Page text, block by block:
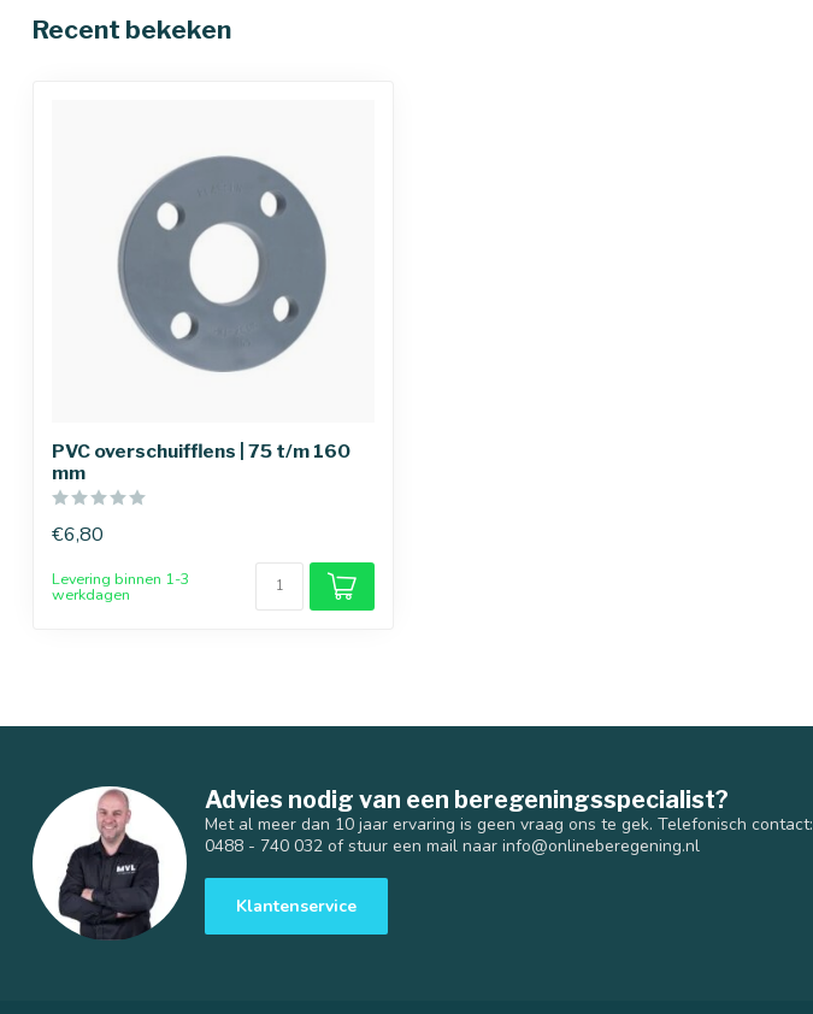
Recent bekeken
PVC overschuifflens | 75 t/m 160
mm
€6,80
Levering binnen 1-3
werkdagen
Advies nodig van een beregeningsspecialist?
Met al meer dan 10 jaar ervaring is geen vraag ons te gek. Telefonisch contact:
0488 - 740 032 of stuur een mail naar info@onlineberegening.nl
Klantenservice